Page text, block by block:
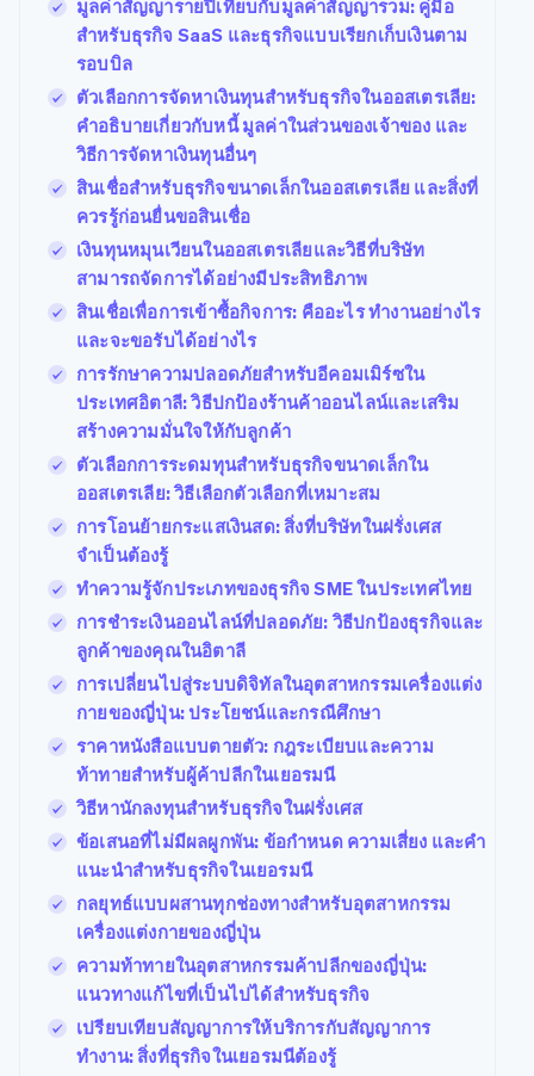
มูลค่าสัญญารายปีเทียบกับมูลค่าสัญญารวม: คู่มือ
สำหรับธุรกิจ SaaS และธุรกิจแบบเรียกเก็บเงินตาม
รอบบิล
ตัวเลือกการจัดหาเงินทุนสำหรับธุรกิจในออสเตรเลีย:
คำอธิบายเกี่ยวกับหนี้ มูลค่าในส่วนของเจ้าของ และ
วิธีการจัดหาเงินทุนอื่นๆ
สินเชื่อสำหรับธุรกิจขนาดเล็กในออสเตรเลีย และสิ่งที่
ควรรู้ก่อนยื่นขอสินเชื่อ
เงินทุนหมุนเวียนในออสเตรเลียและวิธีที่บริษัท
สามารถจัดการได้อย่างมีประสิทธิภาพ
สินเชื่อเพื่อการเข้าซื้อกิจการ: คืออะไร ทํางานอย่างไร
และจะขอรับได้อย่างไร
การรักษาความปลอดภัยสำหรับอีคอมเมิร์ซใน
ประเทศอิตาลี: วิธีปกป้องร้านค้าออนไลน์และเสริม
สร้างความมั่นใจให้กับลูกค้า
ตัวเลือกการระดมทุนสำหรับธุรกิจขนาดเล็กใน
ออสเตรเลีย: วิธีเลือกตัวเลือกที่เหมาะสม
การโอนย้ายกระแสเงินสด: สิ่งที่บริษัทในฝรั่งเศส
จำเป็นต้องรู้
ทำความรู้จักประเภทของธุรกิจ SME ในประเทศไทย
การชำระเงินออนไลน์ที่ปลอดภัย: วิธีปกป้องธุรกิจและ
ลูกค้าของคุณในอิตาลี
การเปลี่ยนไปสู่ระบบดิจิทัลในอุตสาหกรรมเครื่องแต่ง
กายของญี่ปุ่น: ประโยชน์และกรณีศึกษา
ราคาหนังสือแบบตายตัว: กฎระเบียบและความ
ท้าทายสำหรับผู้ค้าปลีกในเยอรมนี
วิธีหานักลงทุนสำหรับธุรกิจในฝรั่งเศส
ข้อเสนอที่ไม่มีผลผูกพัน: ข้อกำหนด ความเสี่ยง และคำ
แนะนำสำหรับธุรกิจในเยอรมนี
กลยุทธ์แบบผสานทุกช่องทางสำหรับอุตสาหกรรม
เครื่องแต่งกายของญี่ปุ่น
ความท้าทายในอุตสาหกรรมค้าปลีกของญี่ปุ่น:
แนวทางแก้ไขที่เป็นไปได้สำหรับธุรกิจ
เปรียบเทียบสัญญาการให้บริการกับสัญญาการ
ทำงาน: สิ่งที่ธุรกิจในเยอรมนีต้องรู้